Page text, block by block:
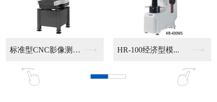
手动影像测量仪302... 手动影像测量仪201...